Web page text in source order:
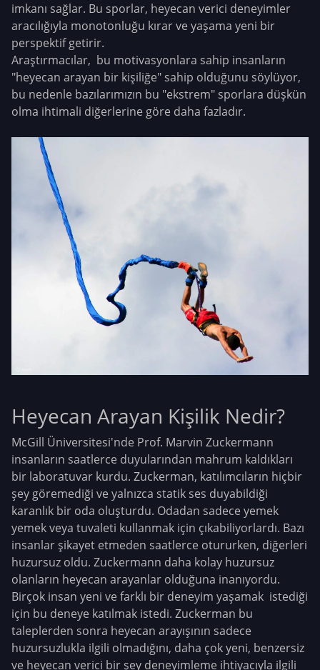
imkanı sağlar. Bu sporlar, heyecan verici deneyimler
aracılığıyla monotonluğu kırar ve yaşama yeni bir
perspektif getirir.
Araştırmacılar, bu motivasyonlara sahip insanların
"heyecan arayan bir kişiliğe" sahip olduğunu söylüyor,
bu nedenle bazılarımızın bu "ekstrem" sporlara düşkün
olma ihtimali diğerlerine göre daha fazladır.
Heyecan Arayan Kişilik Nedir?
McGill Üniversitesi'nde Prof. Marvin Zuckermann
insanların saatlerce duyularından mahrum kaldıkları
bir laboratuvar kurdu. Zuckerman, katılımcıların hiçbir
şey göremediği ve yalnızca statik ses duyabildiği
karanlık bir oda oluşturdu. Odadan sadece yemek
yemek veya tuvaleti kullanmak için çıkabiliyorlardı. Bazı
insanlar şikayet etmeden saatlerce otururken, diğerleri
huzursuz oldu. Zuckermann daha kolay huzursuz
olanların heyecan arayanlar olduğuna inanıyordu.
Birçok insan yeni ve farklı bir deneyim yaşamak istediği
için bu deneye katılmak istedi. Zuckerman bu
taleplerden sonra heyecan arayışının sadece
huzursuzlukla ilgili olmadığını, daha çok yeni, benzersiz
ve heyecan verici bir şey deneyimleme ihtiyacıyla ilgili